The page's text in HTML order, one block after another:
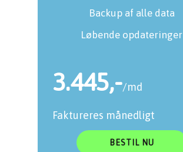
Backup af alle data
Løbende opdateringer
3.445,-/md
Faktureres månedligt
BESTIL NU